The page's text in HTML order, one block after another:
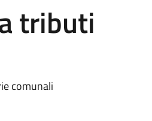
tributi
comunali